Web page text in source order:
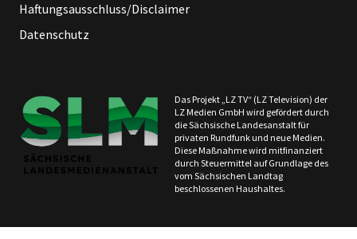
Haftungsausschluss/Disclaimer
Datenschutz
Das Projekt „LZ TV“ (LZ Television) der
LZ Medien GmbH wird gefördert durch
die Sächsische Landesanstalt für
privaten Rundfunk und neue Medien.
Diese Maßnahme wird mitfinanziert
durch Steuermittel auf Grundlage des
vom Sächsischen Landtag
beschlossenen Haushaltes.